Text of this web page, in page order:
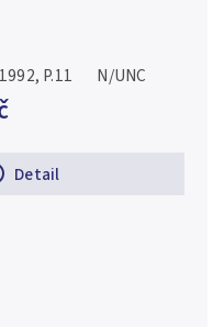
Detail
P.11 N/UNC